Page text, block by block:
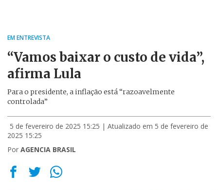
EM ENTREVISTA
“Vamos baixar o custo de vida”,
afirma Lula
Para o presidente, a inflação está “razoavelmente
controlada”
5 de fevereiro de 2025 15:25 | Atualizado em 5 de fevereiro de
2025 15:25
Por AGENCIA BRASIL